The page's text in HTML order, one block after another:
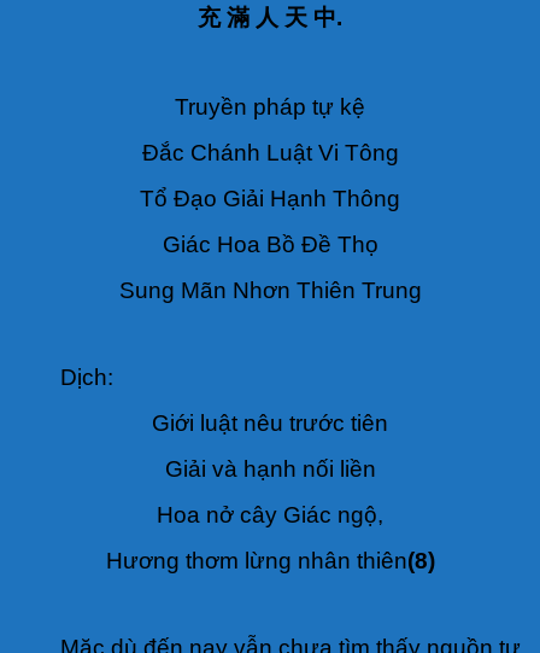
充 滿 人 天 中.
Truyền pháp tự kệ
Đắc Chánh Luật Vi Tông
Tổ Đạo Giải Hạnh Thông
Giác Hoa Bồ Đề Thọ
Sung Mãn Nhơn Thiên Trung
Dịch:
Giới luật nêu trước tiên
Giải và hạnh nối liền
Hoa nở cây Giác ngộ,
Hương thơm lừng nhân thiên(8)
Mặc dù đến nay vẫn chưa tìm thấy nguồn tư